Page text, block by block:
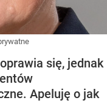
się, jednak
Apeluję o jak